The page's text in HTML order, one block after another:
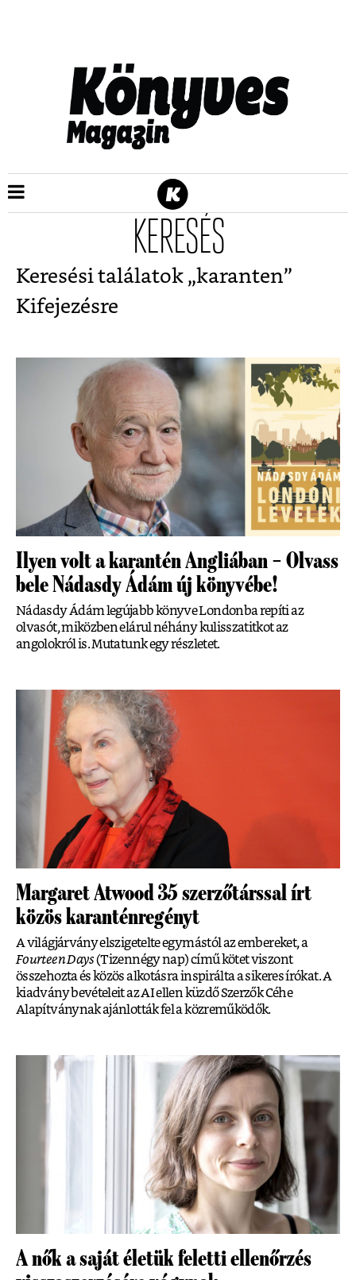
KERESÉS
Keresési találatok „karanten”
Kifejezésre
Ilyen volt a karantén Angliában – Olvass
bele Nádasdy Ádám új könyvébe!
Nádasdy Ádám legújabb könyve Londonba repíti az
olvasót, miközben elárul néhány kulisszatitkot az
angolokról is. Mutatunk egy részletet.
Margaret Atwood 35 szerzőtárssal írt
közös karanténregényt
A világjárvány elszigetelte egymástól az embereket, a
Fourteen Days(Tizennégy nap) című kötet viszont
összehozta és közös alkotásra inspirálta a sikeres írókat. A
kiadvány bevételeit az AI ellen küzdő Szerzők Céhe
Alapítványnak ajánlották fel a közreműködők.
A nők a saját életük feletti ellenőrzés